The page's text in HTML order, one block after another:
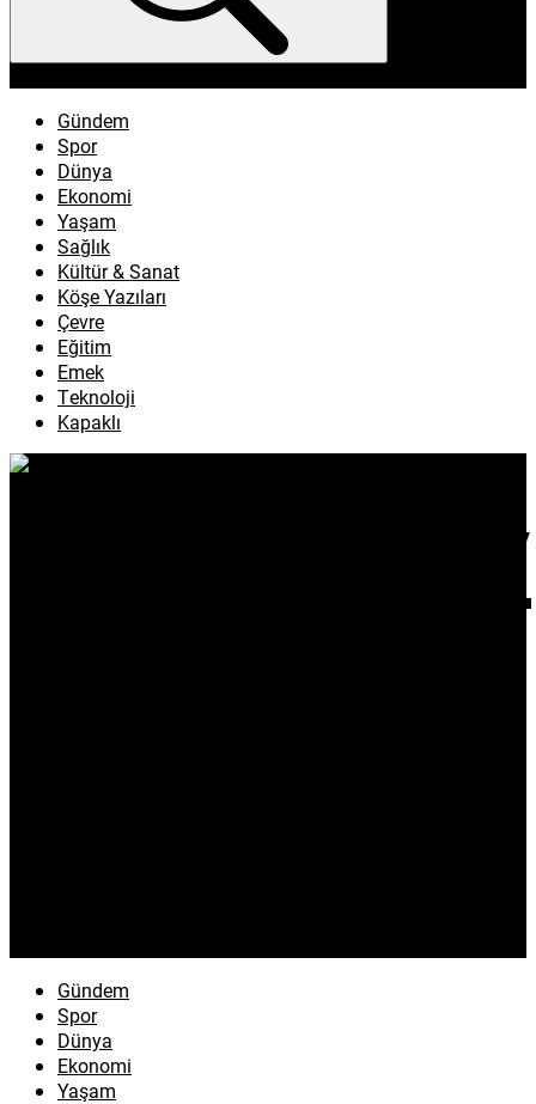
Gündem
Spor
Dünya
Ekonomi
Yaşam
Sağlık
Kültür & Sanat
Köşe Yazıları
Çevre
Eğitim
Emek
Teknoloji
Kapaklı
Gündem
Spor
Dünya
Ekonomi
Yaşam